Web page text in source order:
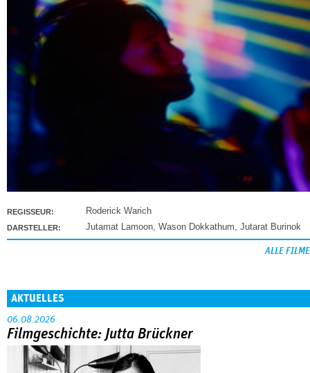
REGISSEUR: Roderick Warich
DARSTELLER: Jutamat Lamoon, Wason Dokkathum, Jutarat Burinok
ALLE FILME
AKTUELLES
06.08.2026
Filmgeschichte: Jutta Brückner